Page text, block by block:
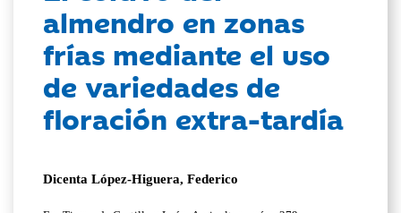
almendro en zonas
frías mediante el uso
de variedades de
floración extra-tardía
Dicenta López-Higuera, Federico